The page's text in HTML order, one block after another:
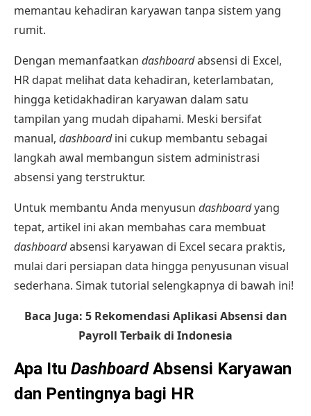
memantau kehadiran karyawan tanpa sistem yang
rumit.
Dengan memanfaatkan dashboardabsensi di Excel,
HR dapat melihat data kehadiran, keterlambatan,
hingga ketidakhadiran karyawan dalam satu
tampilan yang mudah dipahami. Meski bersifat
manual, dashboardini cukup membantu sebagai
langkah awal membangun sistem administrasi
absensi yang terstruktur.
Untuk membantu Anda menyusun dashboardyang
tepat, artikel ini akan membahas cara membuat
dashboardabsensi karyawan di Excel secara praktis,
mulai dari persiapan data hingga penyusunan visual
sederhana. Simak tutorial selengkapnya di bawah ini!
Baca Juga: 5 Rekomendasi Aplikasi Absensi dan
Payroll Terbaik di Indonesia
Apa Itu DashboardAbsensi Karyawan
dan Pentingnya bagi HR